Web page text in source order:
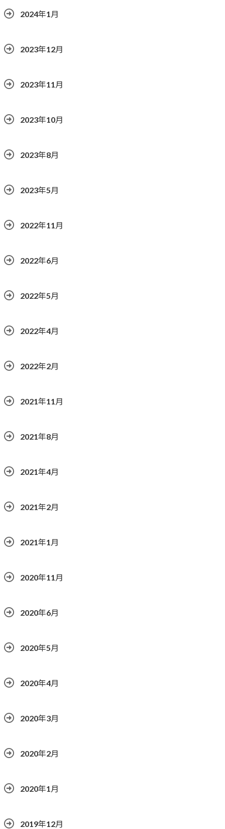
2024年1月
2023年12月
2023年11月
2023年10月
2023年8月
2023年5月
2022年11月
2022年6月
2022年5月
2022年4月
2022年2月
2021年11月
2021年8月
2021年4月
2021年2月
2021年1月
2020年11月
2020年6月
2020年5月
2020年4月
2020年3月
2020年2月
2020年1月
2019年12月